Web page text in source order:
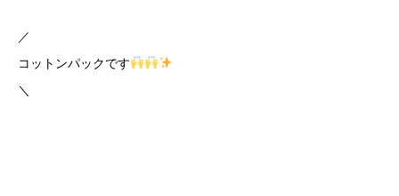
／
コットンパックです
＼